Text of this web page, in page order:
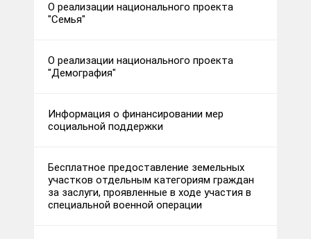
О реализации национального проекта
"Семья"
О реализации национального проекта
"Демография"
Информация о финансировании мер
социальной поддержки
Бесплатное предоставление земельных
участков отдельным категориям граждан
за заслуги, проявленные в ходе участия в
специальной военной операции